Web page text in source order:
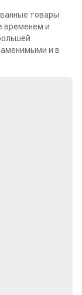
товары
временем и
и в